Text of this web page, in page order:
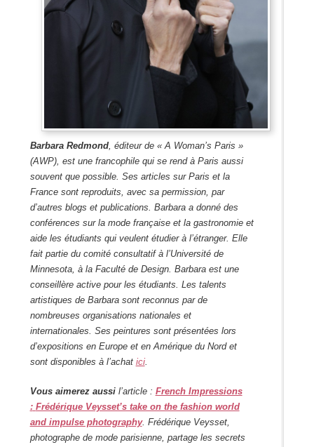
Barbara Redmond, éditeur de « A Woman’s Paris »
(AWP), est une francophile qui se rend à Paris aussi
souvent que possible. Ses articles sur Paris et la
France sont reproduits, avec sa permission, par
d’autres blogs et publications. Barbara a donné des
conférences sur la mode française et la gastronomie et
aide les étudiants qui veulent étudier à l’étranger. Elle
fait partie du comité consultatif à l’Université de
Minnesota, à la Faculté de Design. Barbara est une
conseillère active pour les étudiants. Les talents
artistiques de Barbara sont reconnus par de
nombreuses organisations nationales et
internationales. Ses peintures sont présentées lors
d’expositions en Europe et en Amérique du Nord et
sont disponibles à l’achat ici.
Vous aimerez aussil’article : French Impressions
: Frédérique Veysset’s take on the fashion world
and impulse photography. Frédérique Veysset,
photographe de mode parisienne, partage les secrets